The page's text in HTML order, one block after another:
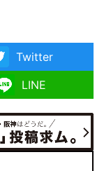
Twitter
LINE